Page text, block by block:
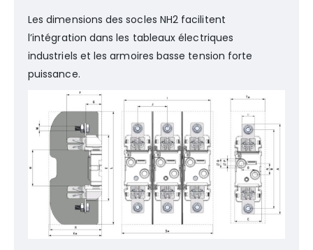
Les dimensions des socles NH2 facilitent
l’intégration dans les tableaux électriques
industriels et les armoires basse tension forte
puissance.